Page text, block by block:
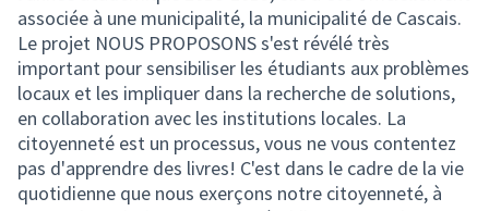
associée à une municipalité, la municipalité de Cascais.
Le projet NOUS PROPOSONS s'est révélé très
important pour sensibiliser les étudiants aux problèmes
locaux et les impliquer dans la recherche de solutions,
en collaboration avec les institutions locales. La
citoyenneté est un processus, vous ne vous contentez
pas d'apprendre des livres! C'est dans le cadre de la vie
quotidienne que nous exerçons notre citoyenneté, à